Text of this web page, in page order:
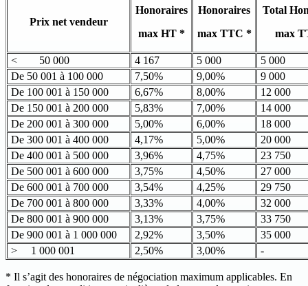
Prix net vendeur
Honoraires
max HT *
Honoraires
max TTC *
Total
max
< 50 000 4 167 5 000
5 000
De 50 001 à 100 000
7,50% 9,00%
9 000
De 100 001 à 150 000
6,67% 8,00%
12 000
De 150 001 à 200 000
5,83% 7,00%
14 000
De 200 001 à 300 000
5,00% 6,00%
18 000
De 300 001 à 400 000
4,17% 5,00%
20 000
De 400 001 à 500 000
3,96% 4,75%
23 750
De 500 001 à 600 000
3,75% 4,50%
27 000
De 600 001 à 700 000
3,54% 4,25%
29 750
De 700 001 à 800 000
3,33% 4,00%
32 000
De 800 001 à 900 000
3,13% 3,75%
33 750
De 900 001 à 1 000 000
2,92% 3,50%
35 000
> 1 000 001
2,50% 3,00% -
* Il s’agit des honoraires de négociation maximum applicables. En